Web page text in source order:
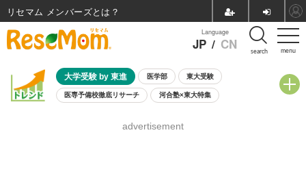
menu
Language
JP / CN search
大学受験 by 東進 医学部 東大受験
医専予備校徹底リサーチ 河合塾×東大特集
8月開催学校説明会・相談会
advertisement
リセマム メンバーズ